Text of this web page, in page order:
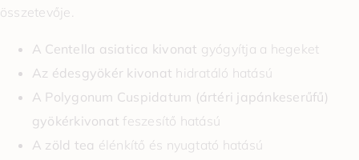
összetevője.
A Centella asiatica kivonat gyógyítja a hegeket
Az édesgyökér kivonat hidratáló hatású
A Polygonum Cuspidatum (ártéri japánkeserűfű)
gyökérkivonat feszesítő hatású
A zöld tea élénkítő és nyugtató hatású